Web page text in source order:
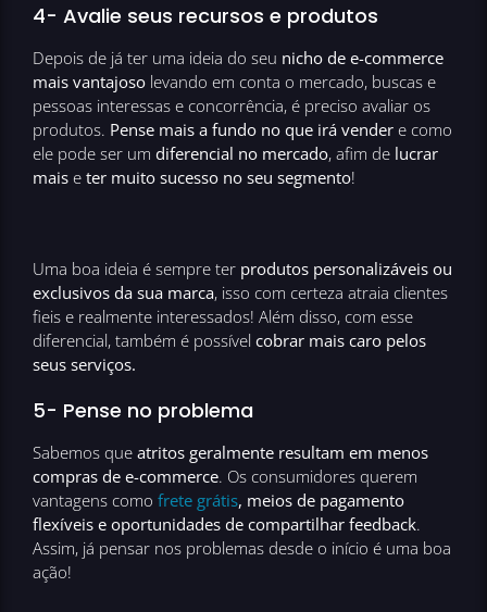
4- Avalie seus recursos e produtos
Depois de já ter uma ideia do seu nicho de e-commerce
mais vantajoso levando em conta o mercado, buscas e
pessoas interessas e concorrência, é preciso avaliar os
produtos. Pense mais a fundo no que irá vender e como
ele pode ser um diferencial no mercado, afim de lucrar
mais e ter muito sucesso no seu segmento!
Uma boa ideia é sempre ter produtos personalizáveis ou
exclusivos da sua marca, isso com certeza atraia clientes
fieis e realmente interessados! Além disso, com esse
diferencial, também é possível cobrar mais caro pelos
seus serviços.
5- Pense no problema
Sabemos que atritos geralmente resultam em menos
compras de e-commerce. Os consumidores querem
vantagens como frete grátis, meios de pagamento
flexíveis e oportunidades de compartilhar feedback.
Assim, já pensar nos problemas desde o início é uma boa
ação!